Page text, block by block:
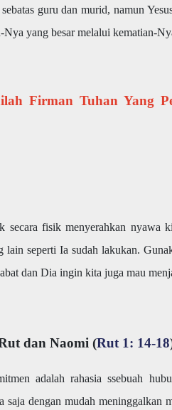
guru dan murid, namun
Nya yang besar melalui kematian-
Firman Tuhan Yang
secara fisik menyerahkan nyawa
lain seperti Ia sudah lakukan.
dan Dia ingin kita juga mau
dan Naomi (Rut 1: 14-18
adalah rahasia ssebuah
saja dengan mudah